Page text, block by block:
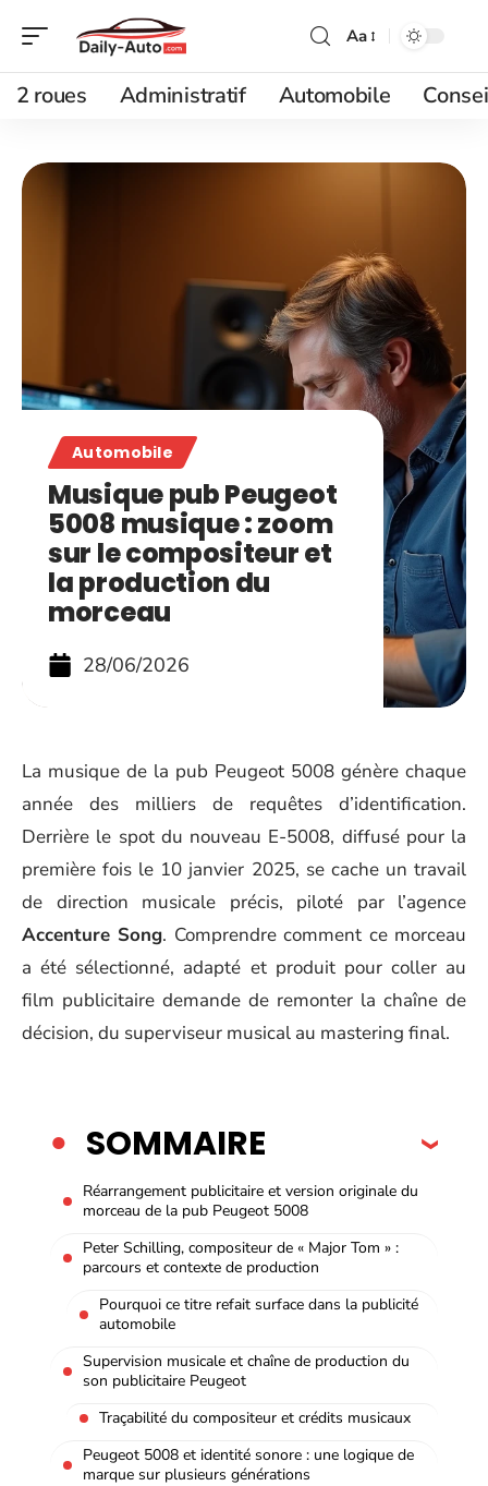
Aa
2 roues Administratif Automobile
Automobile
Musique pub Peugeot
5008 musique : zoom
sur le compositeur et
la production du
morceau
28/06/2026
La musique de la pub Peugeot 5008 génère chaque
année des milliers de requêtes d’identification.
Derrière le spot du nouveau E-5008, diffusé pour la
première fois le 10 janvier 2025, se cache un travail
de direction musicale précis, piloté par l’agence
Accenture Song. Comprendre comment ce morceau
a été sélectionné, adapté et produit pour coller au
film publicitaire demande de remonter la chaîne de
décision, du superviseur musical au mastering final.
SOMMAIRE
Réarrangement publicitaire et version originale du
morceau de la pub Peugeot 5008
Peter Schilling, compositeur de « Major Tom » :
parcours et contexte de production
Pourquoi ce titre refait surface dans la publicité
automobile
Supervision musicale et chaîne de production du
son publicitaire Peugeot
Traçabilité du compositeur et crédits musicaux
Peugeot 5008 et identité sonore : une logique de
marque sur plusieurs générations